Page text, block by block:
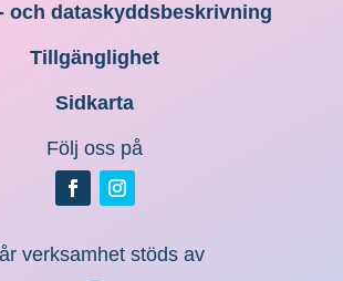
och dataskyddsbeskrivning
Tillgänglighet
Sidkarta
Följ oss på
verksamhet stöds av